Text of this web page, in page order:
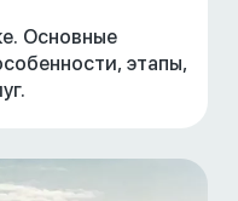
Основные
этапы,